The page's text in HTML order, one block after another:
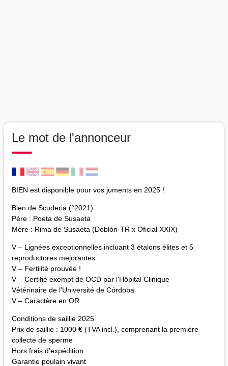
Le mot de l'annonceur
BIEN est disponible pour vos juments en 2025 !
Bien de Scuderia (°2021)
Père : Poeta de Susaeta
Mère : Rima de Susaeta (Doblón-TR x Oficial XXIX)
V – Lignées exceptionnelles incluant 3 étalons élites et 5
reproductores mejorantes
V – Fertilité prouvée !
V – Certifié exempt de OCD par l'Hôpital Clinique
Vétérinaire de l'Université de Córdoba
V – Caractère en OR
Conditions de saillie 2025
Prix de saillie : 1000 € (TVA incl.), comprenant la première
collecte de sperme
Hors frais d'expédition
Garantie poulain vivant